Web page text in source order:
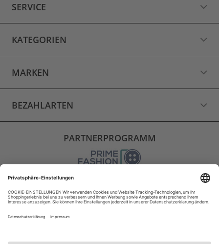
SERVICE
KATEGORIEN
MARKEN
BEZAHLARTEN
PARTNERPROGRAMM
VERSAND